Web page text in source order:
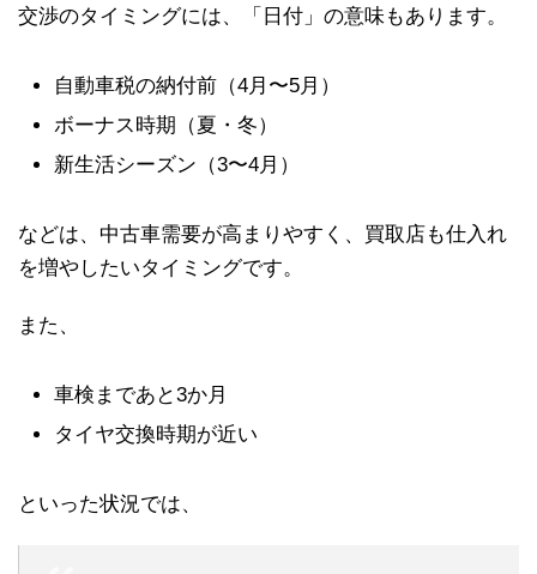
交渉のタイミングには、「日付」の意味もあります。
自動車税の納付前（4月〜5月）
ボーナス時期（夏・冬）
新生活シーズン（3〜4月）
などは、中古車需要が高まりやすく、買取店も仕入れ
を増やしたいタイミングです。
また、
車検まであと3か月
タイヤ交換時期が近い
といった状況では、